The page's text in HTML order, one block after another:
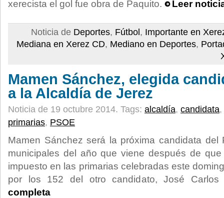
xerecista el gol fue obra de Paquito.
Leer
Noticia de Deportes, Fútbol , Importante en
Mediana en Xerez CD, Mediano en Deportes,
Mamen Sánchez, elegida
a la Alcaldía de Jerez
Noticia de 19 octubre 2014. Tags: alcaldía, candidata,
primarias, PSOE
Mamen Sánchez será la próxima candidata del
municipales del año que viene después de
impuesto en las primarias celebradas este
por los 152 del otro candidato, José
completa